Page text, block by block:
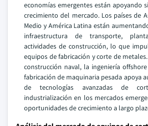
economías emergentes están apoyando
crecimiento del mercado. Los países de
Medio y América Latina están
infraestructura de transporte,
actividades de construcción, lo que
equipos de fabricación y corte de
construcción naval, la ingeniería
fabricación de maquinaria pesada apoya
de tecnologías avanzadas de
industrialización en los mercados
oportunidades de crecimiento a largo